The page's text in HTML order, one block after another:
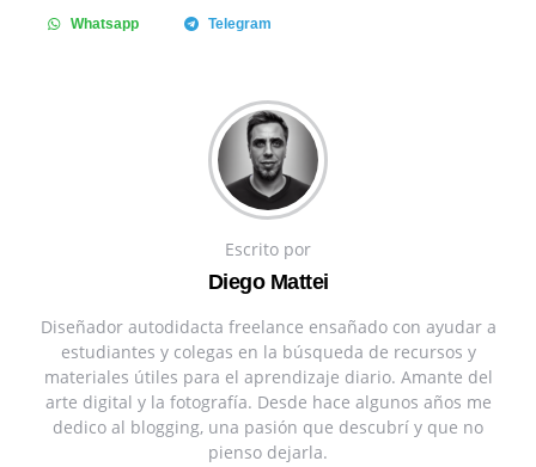
Whatsapp Telegram
Escrito por
Diego Mattei
Diseñador autodidacta freelance ensañado con ayudar a
estudiantes y colegas en la búsqueda de recursos y
materiales útiles para el aprendizaje diario. Amante del
arte digital y la fotografía. Desde hace algunos años me
dedico al blogging, una pasión que descubrí y que no
pienso dejarla.